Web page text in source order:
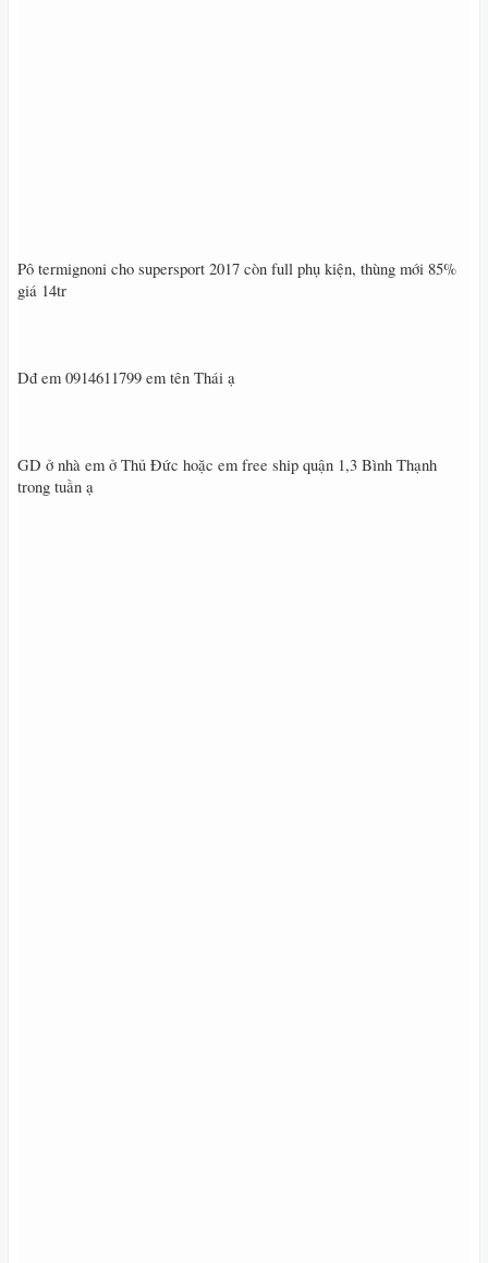
Pô termignoni cho supersport 2017 còn full phụ kiện, thùng mới 85%
giá 14tr
Dđ em 0914611799 em tên Thái ạ
GD ở nhà em ở Thủ Đức hoặc em free ship quận 1,3 Bình Thạnh
trong tuần ạ